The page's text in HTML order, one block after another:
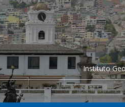
Instituto